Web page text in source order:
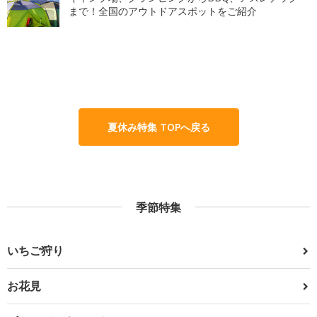
まで！全国のアウトドアスポットをご紹介
夏休み特集 TOPへ戻る
季節特集
いちご狩り
お花見